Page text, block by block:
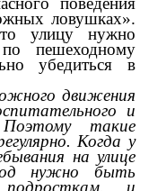
ловушках».
улицу нужно
пешеходному
убедиться в
движения
и
Поэтому такие
Когда у
на улице
нужно быть